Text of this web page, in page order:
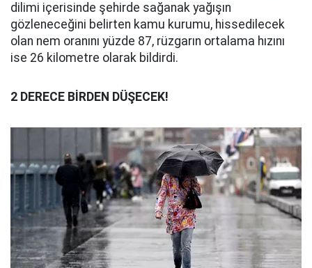
dilimi içerisinde şehirde sağanak yağışın
gözleneceğini belirten kamu kurumu, hissedilecek
olan nem oranını yüzde 87, rüzgarın ortalama hızını
ise 26 kilometre olarak bildirdi.
2 DERECE BİRDEN DÜŞECEK!